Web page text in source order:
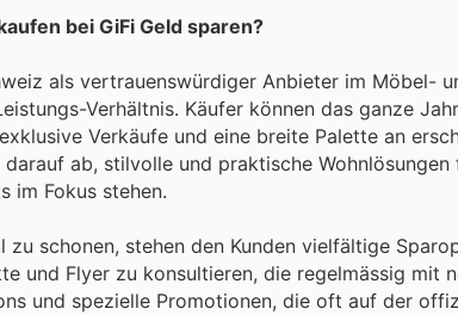
bei GiFi Geld sparen?
als vertrauenswürdiger Anbieter im Möbel-
Verhältnis. Käufer können das ganze
Verkäufe und eine breite Palette an
ab, stilvolle und praktische
im Fokus stehen.
zu schonen, stehen den Kunden vielfältige
und Flyer zu konsultieren, die regelmässig mit
und spezielle Promotionen, die oft auf der